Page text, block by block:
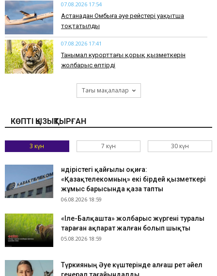
07.08.2026 17:54
Астанадан Омбыға әуе рейстері уақытша
тоқтатылды
07.08.2026 17:41
​Танымал курорттағы қорық қызметкерін
жолбарыс өлтірді
Тағы мақалалар
КӨПТІ ҚЫЗЫҚТЫРҒАН
3 күн 7 күн 30 күн
Өндірістегі қайғылы оқиға:
«Қазақтелекомның» екі бірдей қызметкері
жұмыс барысында қаза тапты
06.08.2026 18:59
«Іле-Балқашта» жолбарыс жүргені туралы
тараған ақпарат жалған болып шықты
05.08.2026 18:59
Түркияның Әуе күштерінде алғаш рет әйел